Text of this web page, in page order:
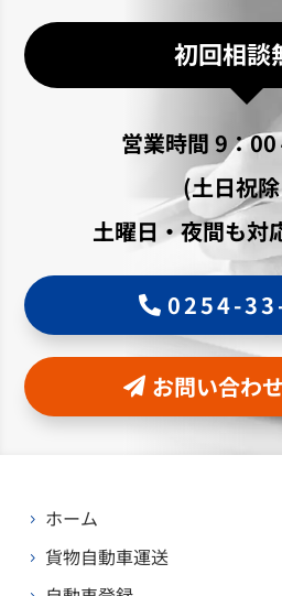
初回相談
営業時間 9：
(土日祝
土曜日・夜間も対
0254-
お問い合わ
5 ホーム
5 貨物自動車運送